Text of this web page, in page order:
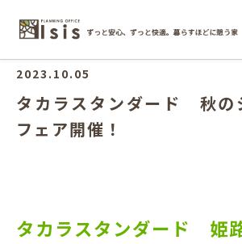
ホーム
2023.10.05
タカラスタンダード 秋の
フェア開催！
タカラスタンダード 姫